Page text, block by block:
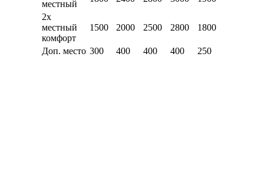
местный
2х
местный
комфорт
1500 2000 2500 2800 1800
Доп. место 300 400 400 400 250